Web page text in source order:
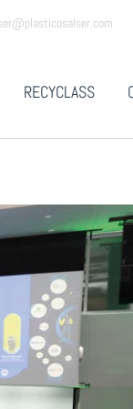
RECYCLASS